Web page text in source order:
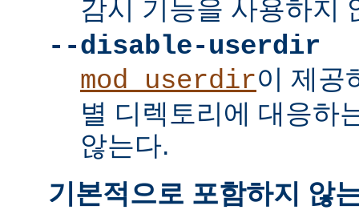
감시 기능을 사용하지
--disable-userdir
mod_userdir이 제공
별 디렉토리에 대응하
않는다.
기본적으로 포함하지 않